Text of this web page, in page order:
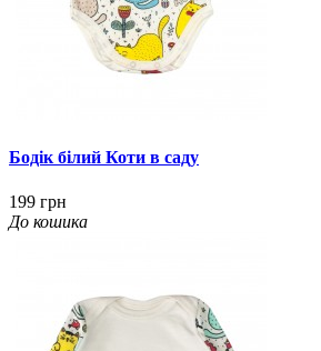
Бодік білий Коти в саду
199 грн
До кошика